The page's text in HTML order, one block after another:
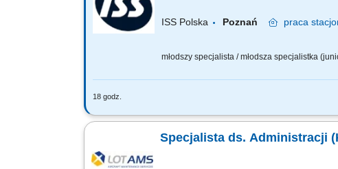
ISS Polska Poznań praca
młodszy specjalista / młodsza specjalistka
18 godz.
Zakres obowiązków: Organizowanie pracy
Specjalista ds. Administracji